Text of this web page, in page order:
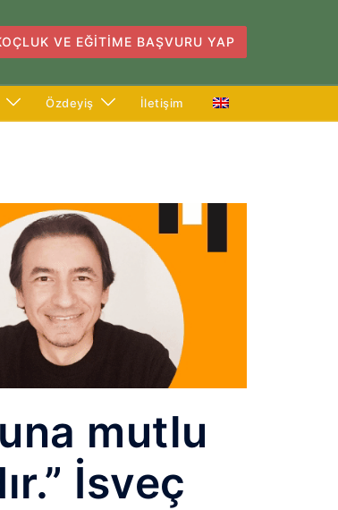
VE EĞITIME BAŞVURU YAP
Özdeyiş İletişim
mutlu
İsveç